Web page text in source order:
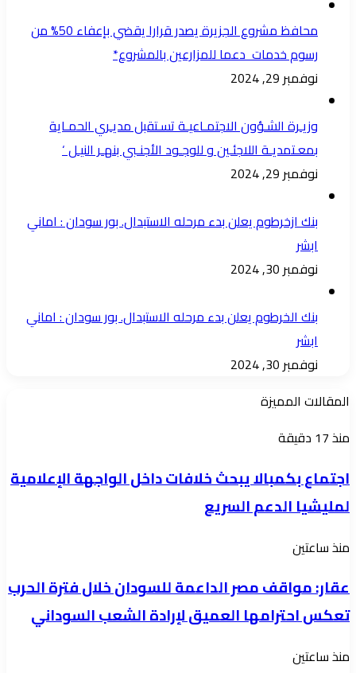
محافظ مشروع الجزيرة يصدر قرارا يقضي بإعفاء 50% من
رسوم خدمات دعما للمزارعين بالمشروع*
نوفمبر 29, 2024
وزيـرة الشـؤون الاجتمـاعيـة تسـتقبل مديـري الحمـاية
بمعـتمديـة اللاجئـين و للوجـود الأجنـبي بنهـر النيـل ‘
نوفمبر 29, 2024
بنك ازخرطوم يعلن بدء مرحله الاستبدال. بور سودان : اماني
ابشر
نوفمبر 30, 2024
بنك الخرطوم يعلن بدء مرحله الاستبدال. بور سودان : اماني
ابشر
نوفمبر 30, 2024
المقالات المميزة
اجتماع
يبحث
خلافات
الواجهة
الإعلامية
لمليشيا
الدعم
السريع
منذ 17 دقيقة
اجتماع بكمبالا يبحث خلافات داخل الواجهة الإعلامية
لمليشيا الدعم السريع
عقار:
مصر
الداعمة
خلال
منذ ساعتين
عقار: مواقف مصر الداعمة للسودان خلال فترة الحرب
تعكس احترامها العميق لإرادة الشعب السوداني
ادارة
منذ ساعتين